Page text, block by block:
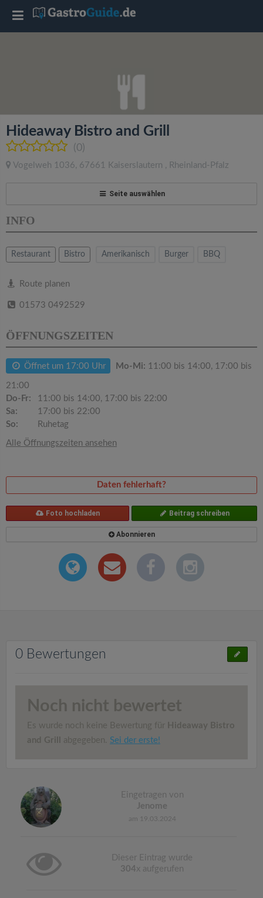
Hideaway Bistro and Grill
(0)
Vogelweh 1036, 67661 Kaiserslautern , Rheinland-Pfalz
Seite auswählen
INFO
Restaurant Bistro Amerikanisch Burger BBQ
Route planen
01573 0492529
ÖFFNUNGSZEITEN
Öffnet um 17:00 Uhr Mo-Mi: 11:00 bis 14:00, 17:00 bis
21:00
Do-Fr:
11:00 bis 14:00, 17:00 bis 22:00
Sa:
17:00 bis 22:00
So:
Ruhetag
Alle Öffnungszeiten ansehen
Daten fehlerhaft?
Foto hochladen Beitrag schreiben
Abonnieren
0 Bewertungen
Noch nicht bewertet
Es wurde noch keine Bewertung für Hideaway Bistro
and Grill
abgegeben. Sei der erste!
Eingetragen von
Jenome
am 19.03.2024
Dieser Eintrag wurde
304x aufgerufen
T
l
e
a
v
a
t